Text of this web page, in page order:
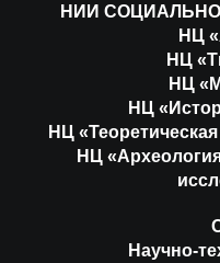
НИИ
НЦ
НЦ
НЦ
НЦ
НЦ
НЦ
Научно-